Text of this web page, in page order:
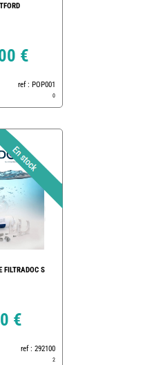
€
ref : POP001
0
FILTRADOC S
€
ref : 292100
2